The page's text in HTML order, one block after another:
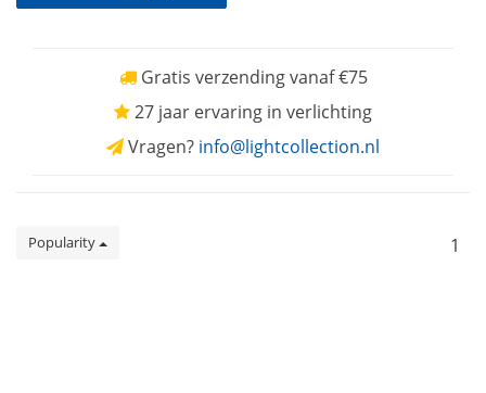
Gratis verzending vanaf €75
27 jaar ervaring in verlichting
Vragen? info@lightcollection.nl
Popularity 1